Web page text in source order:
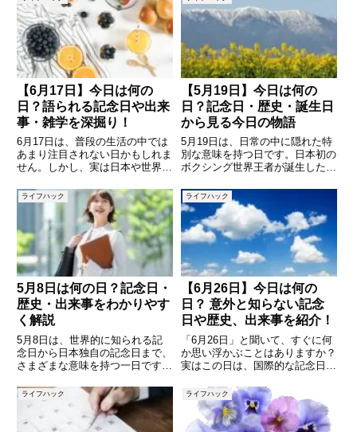
【6月17日】今日は何の
日？語られる記念日や出来
事・雑学を深掘り！
6月17日は、普段の生活の中では
あまり注目されない日かもしれま
せん。しかし、実は日本や世界で
あり、多くの記念日や文化的なト
ピックが詰まっています。この記
事では、6月17日に関連する記念
日や歴史的なできごと、有名
【5月19日】今日は何の
日？記念日・歴史・誕生日
から見る今日の物語
5月19日は、日常の中に隠れた特
別な意味を持つ日です。日本初の
ボクシング世界王者が誕生した日
「香育の日」でもあります。ま
た、歴史的な出来事や著名人の誕
生日も多く、さまざまな視点から
この日を振り返ることができます
ライフハック
5月8日は何の日？記念日・
歴史・出来事をわかりやす
く解説
5月8日は、世界的に知られる記
念日から日本独自の記念日まで、
さまざまな意味を持つ一日です。
ゴーヤーの日や世界赤十字デーな
ど、健康や平和に関係する話題が
多く見つかります。また、歴史的
な出来事や有名人の誕生日もあり
ライフハック
【6月26日】今日は何の
日？ 意外と知らない記念
日や歴史、出来事を紹介！
「6月26日」と聞いて、すぐに何
か思い浮かぶことはありますか？
実はこの日は、国際的な記念日や
には歴史的な出来事がいくつも重
なる“意味深い日”なのです。この
記事では、「6月26日」にまつわ
る記念日、国内外の歴史的
ライフハック ライフハック